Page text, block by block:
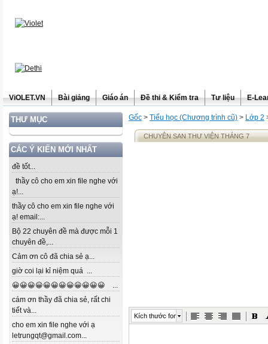
ViOLET.VN Bài giảng Giáo án Đề thi & Kiểm tra Tư liệu E-
THƯ MỤC
CÁC Ý KIẾN MỚI NHẤT
đề tốt...
thầy cô cho em xin file nghe với
ạ!...
thầy cô cho em xin file nghe với
ạ! email:...
Bộ 22 chuyên đề mà được mỗi 1
chuyên đề,...
Cảm ơn cô đã chia sẻ ạ...
giờ coi lại kỉ niệm quá ...
😀😀😀😀😀😀😀😀😀😀😀😀 ...
cám ơn thầy đã chia sẻ, rất chi
tiết và...
cho em xin file nghe với ạ
letrungqt@gmail.com...
Gốc > Tiểu học (Chương trình cũ) > Lớp 2
CHUYÊN SAN THƯ VIỆN THÁNG 7
Kích thước font